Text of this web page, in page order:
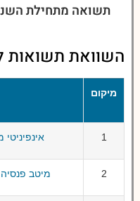
תשואה מתחילת
השוואת תשואות
מיקום
1
2 מיטב